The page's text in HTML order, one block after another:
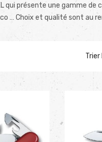
qui présente une gamme
… Choix et qualité sont
Trier